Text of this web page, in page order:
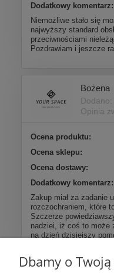
Dodatkowy komentarz:
Niemożliwe stało się
najwyższy standard
przeciwnościami
Pozdrawiam i jeszcze
Bożena
Opinia
Ocena produktu:
Ocena sklepu:
Ocena dostawy:
Dodatkowy komentarz:
Zakup miał za zadanie
rozczochraniem, które
Szczerze
nadziei, iż coś to może
na dzień dzisiejszy
Dbamy o